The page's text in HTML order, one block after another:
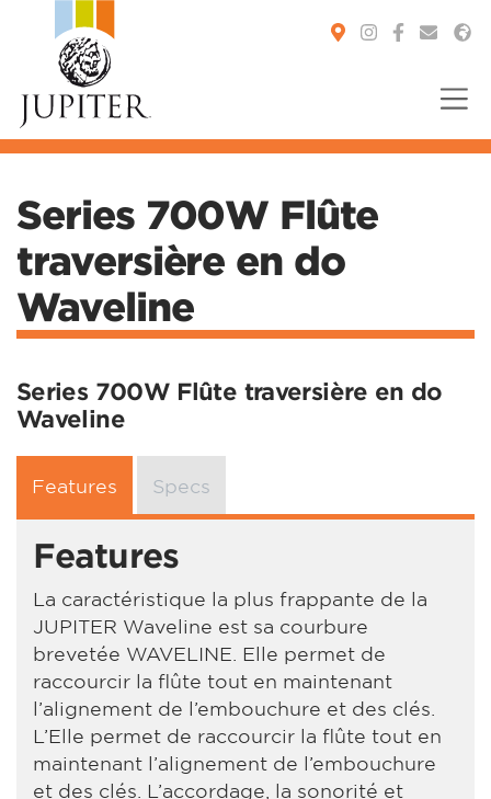
Series 700W Flûte
traversière en do
Waveline
Series 700W Flûte traversière en do
Waveline
Features Specs
Features
La caractéristique la plus frappante de la
JUPITER Waveline est sa courbure
brevetée WAVELINE. Elle permet de
raccourcir la flûte tout en maintenant
l’alignement de l’embouchure et des clés.
L’Elle permet de raccourcir la flûte tout en
maintenant l’alignement de l’embouchure
et des clés. L’accordage, la sonorité et